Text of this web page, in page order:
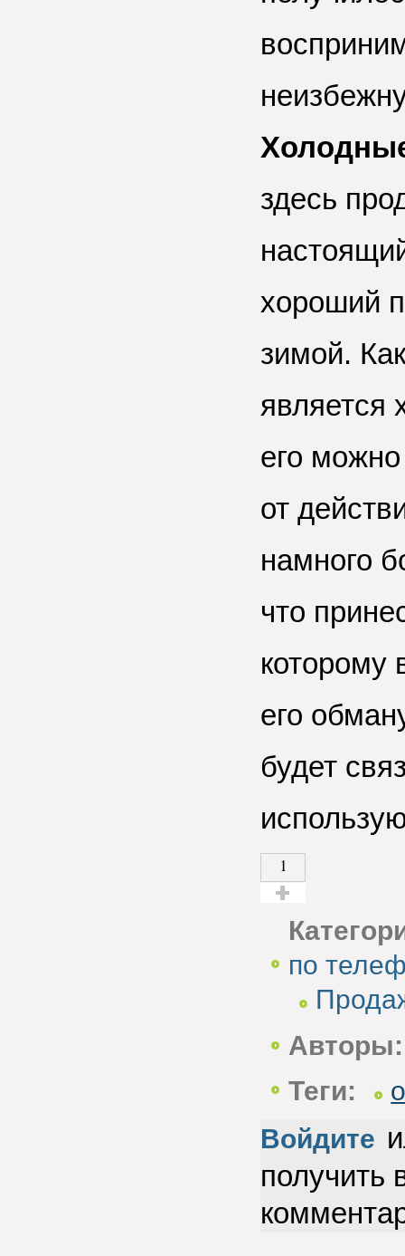
здесь
хороший
зимой.
является
его
от
намного
что
которому
его
будет
1
по
Авторы:
Теги:
Войдите
получить